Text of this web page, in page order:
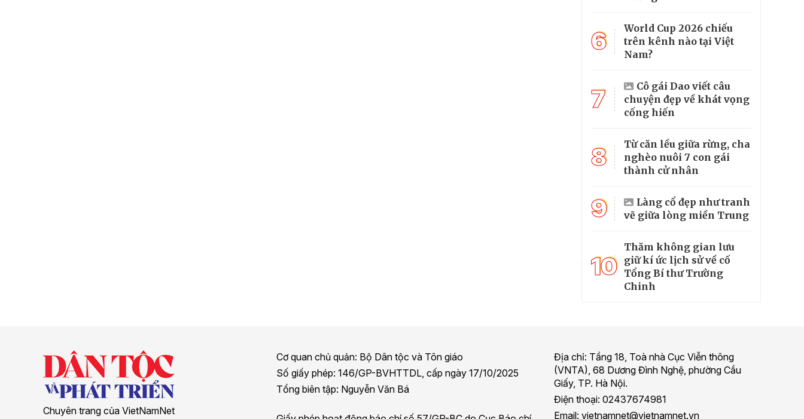
6
World Cup 2026 chiếu
trên kênh nào tại Việt
Nam?
7
Cô gái Dao viết câu
chuyện đẹp về khát vọng
cống hiến
8
Từ căn lều giữa rừng, cha
nghèo nuôi 7 con gái
thành cử nhân
9
Làng cổ đẹp như tranh
vẽ giữa lòng miền Trung
10
Thăm không gian lưu
giữ kí ức lịch sử về cố
Tổng Bí thư Trường
Chinh
Chuyên trang của VietNamNet
Cơ quan chủ quản: Bộ Dân tộc và Tôn giáo
Số giấy phép: 146/GP-BVHTTDL, cấp ngày 17/10/2025
Tổng biên tập: Nguyễn Văn Bá
Địa chỉ: Tầng 18, Toà nhà Cục Viễn thông
(VNTA), 68 Dương Đình Nghệ, phường Cầu
Giấy, TP. Hà Nội.
Điện thoại: 02437674981
Email: vietnamnet@vietnamnet.vn